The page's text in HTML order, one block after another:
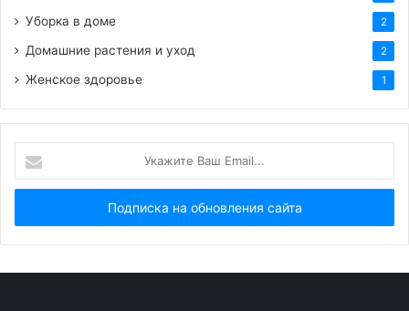
Счастья и отличного настроения.
HTML-код для вставки на сайт и блог:
BB-код для вставки на форум:
Ссылка на изображение:
Осуществления всех планов.
Уборка в доме 2
Домашние растения и уход 2
Женское здоровье 1
Ваш
Email...